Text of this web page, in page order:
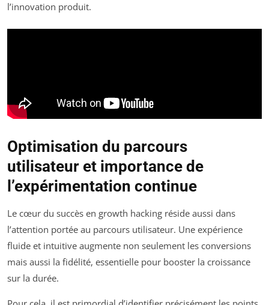
l’innovation produit.
Optimisation du parcours
utilisateur et importance de
l’expérimentation continue
Le cœur du succès en growth hacking réside aussi dans
l’attention portée au parcours utilisateur. Une expérience
fluide et intuitive augmente non seulement les conversions
mais aussi la fidélité, essentielle pour booster la croissance
sur la durée.